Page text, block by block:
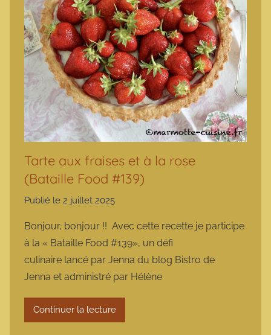
Tarte aux fraises et à la rose
(Bataille Food #139)
Publié le 2 juillet 2025
r
m
a
r
o
t
Bonjour, bonjour !! Avec cette recette je participe
à la « Bataille Food #139», un défi
culinaire lancé par Jenna du blog Bistro de
Jenna et administré par Hélène
Continuer la lecture